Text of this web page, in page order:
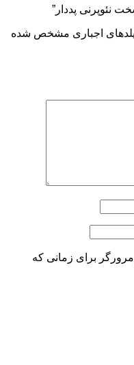
اجباری مشخص شده
برای زمانی که